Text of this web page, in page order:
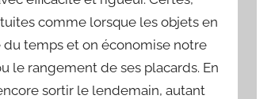
comme lorsque les objets en
du temps et on économise notre
le rangement de ses placards. En
sortir le lendemain, autant